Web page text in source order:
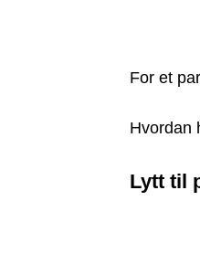
For et
Hvordan
Lytt til